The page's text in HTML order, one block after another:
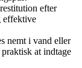
efter
effektive
nemt i vand eller
at indtage